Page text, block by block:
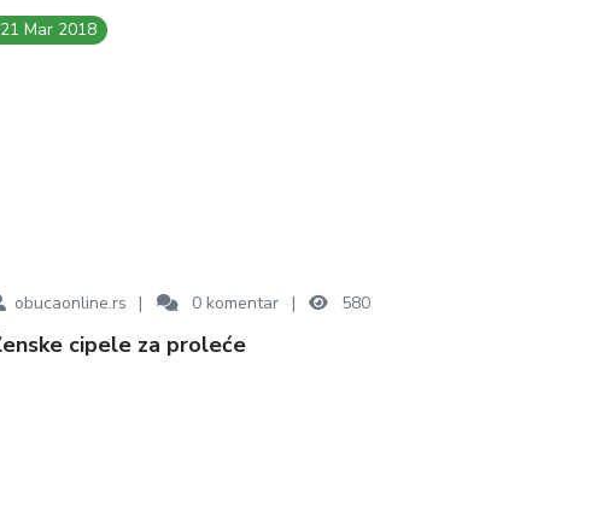
obucaonline.rs 0 komentar 580
21 Mar 2018
Ženske cipele za proleće